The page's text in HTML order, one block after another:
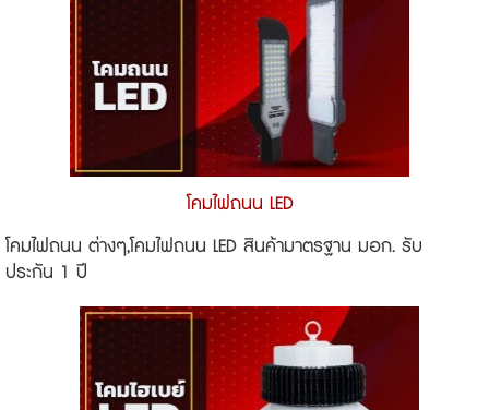
โคมไฟถนน LED
โคมไฟถนน ต่างๆ,โคมไฟถนน LED สินค้ามาตรฐาน มอก. รับ
ประกัน 1 ปี